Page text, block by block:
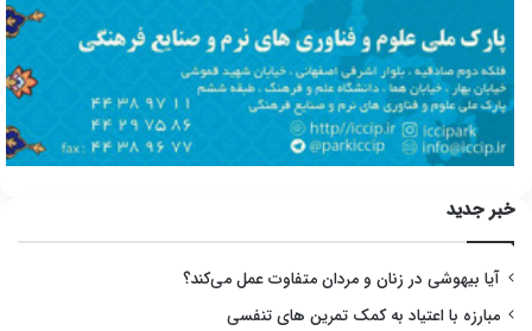
خبر جدید
آیا بیهوشی در زنان و مردان متفاوت عمل می‌کند؟
مبارزه با اعتیاد به کمک تمرین های تنفسی